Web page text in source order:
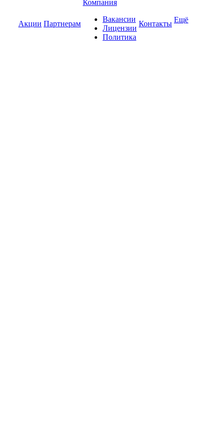
Акции Партнерам
Компания
Вакансии
Лицензии
Политика
Контакты Ещё